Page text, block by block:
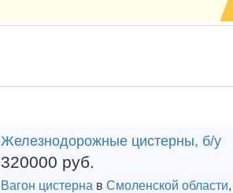
Железнодорожные цистерны, б/у
320000 руб.
Вагон цистерна в Смоленской области,